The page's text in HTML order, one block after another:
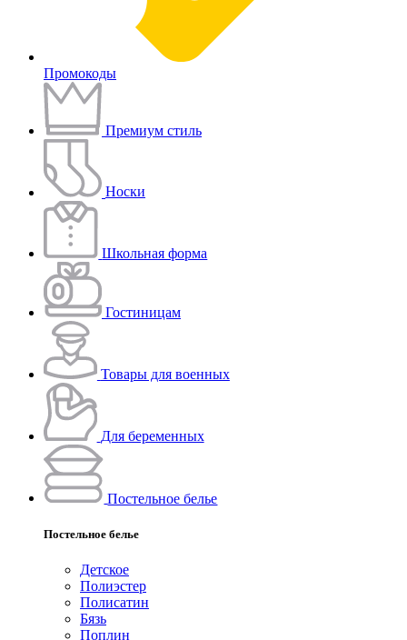
Промокоды
Премиум стиль
Носки
Школьная форма
Гостиницам
Товары для военных
Для беременных
Постельное белье
Постельное белье
Детское
Полиэстeр
Полисатин
Бязь
Поплин